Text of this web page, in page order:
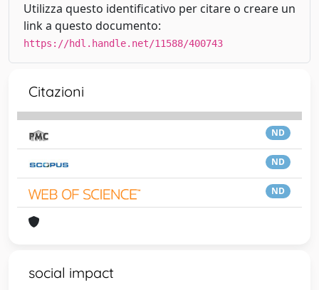
Utilizza questo identificativo per citare o creare un
link a questo documento:
https://hdl.handle.net/11588/400743
Citazioni
ND
ND
ND
social impact